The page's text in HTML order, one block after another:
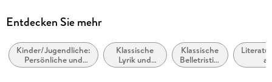
Verlag/Hersteller
Kopierschutz
mit Adobe-DRM-Kopierschutz
Entdecken Sie mehr
Kinder/Jugendliche:
Persönliche und
soziale Themen:
Klassische
Lyrik und
Dichtung
Klassische
Belletristik:
allgemein